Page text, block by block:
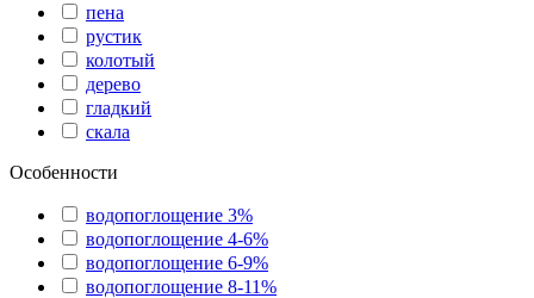
пена
рустик
колотый
дерево
гладкий
скала
Особенности
водопоглощение 3%
водопоглощение 4-6%
водопоглощение 6-9%
водопоглощение 8-11%